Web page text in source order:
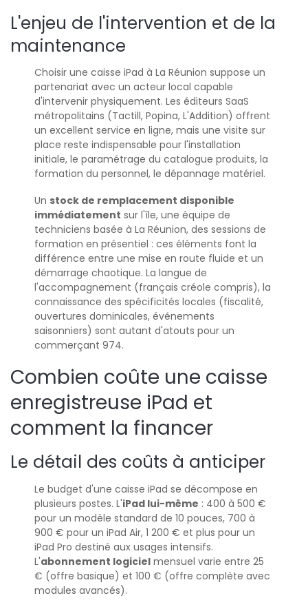
L'enjeu de l'intervention et de la
maintenance
Choisir une caisse iPad à La Réunion suppose un
partenariat avec un acteur local capable
d'intervenir physiquement. Les éditeurs SaaS
métropolitains (Tactill, Popina, L'Addition) offrent
un excellent service en ligne, mais une visite sur
place reste indispensable pour l'installation
initiale, le paramétrage du catalogue produits, la
formation du personnel, le dépannage matériel.
Un stock de remplacement disponible
immédiatement sur l'île, une équipe de
techniciens basée à La Réunion, des sessions de
formation en présentiel : ces éléments font la
différence entre une mise en route fluide et un
démarrage chaotique. La langue de
l'accompagnement (français créole compris), la
connaissance des spécificités locales (fiscalité,
ouvertures dominicales, événements
saisonniers) sont autant d'atouts pour un
commerçant 974.
Combien coûte une caisse
enregistreuse iPad et
comment la financer
Le détail des coûts à anticiper
Le budget d'une caisse iPad se décompose en
plusieurs postes. L'iPad lui-même : 400 à 500 €
pour un modèle standard de 10 pouces, 700 à
900 € pour un iPad Air, 1 200 € et plus pour un
iPad Pro destiné aux usages intensifs.
L'abonnement logicielmensuel varie entre 25
€ (offre basique) et 100 € (offre complète avec
modules avancés).